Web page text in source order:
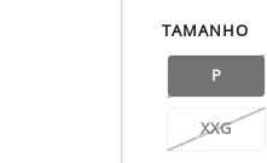
TAMANHO
P
XXG